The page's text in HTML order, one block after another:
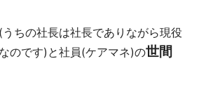
ちの社長は社長でありながら現役
のです)と社員(ケアマネ)の世間